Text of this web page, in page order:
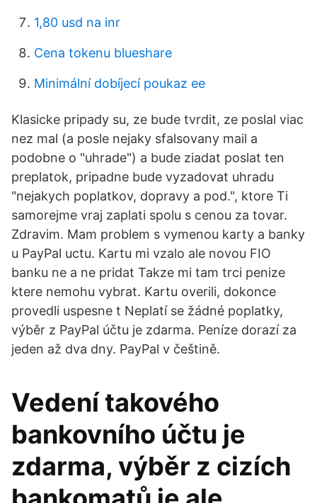
1,80 usd na inr
Cena tokenu blueshare
Minimální dobíjecí poukaz ee
Klasicke pripady su, ze bude tvrdit, ze poslal viac
nez mal (a posle nejaky sfalsovany mail a
podobne o "uhrade") a bude ziadat poslat ten
preplatok, pripadne bude vyzadovat uhradu
"nejakych poplatkov, dopravy a pod.", ktore Ti
samorejme vraj zaplati spolu s cenou za tovar.
Zdravim. Mam problem s vymenou karty a banky
u PayPal uctu. Kartu mi vzalo ale novou FIO
banku ne a ne pridat Takze mi tam trci penize
ktere nemohu vybrat. Kartu overili, dokonce
provedli uspesne t Neplatí se žádné poplatky,
výběr z PayPal účtu je zdarma. Peníze dorazí za
jeden až dva dny. PayPal v češtině.
Vedení takového
bankovního účtu je
zdarma, výběr z cizích